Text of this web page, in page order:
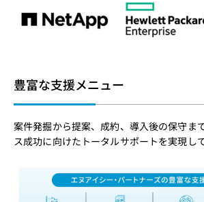
豊富な支援メニュー
案件発掘から提案、成約、導入後の保守ま
ス成功に向けたトータルサポートを実現して